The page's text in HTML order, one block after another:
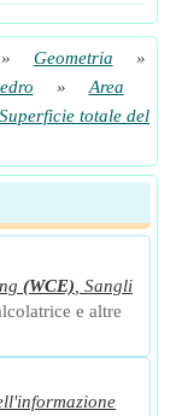
» Geometria
»
»
Area
Superficie totale del
(WCE) Sangli
e altre